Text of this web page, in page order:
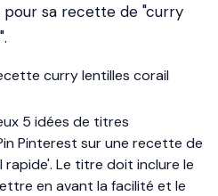
pour sa recette de "curry
curry lentilles corail
5 idées de titres
Pinterest sur une recette de
Le titre doit inclure le
en avant la facilité et le